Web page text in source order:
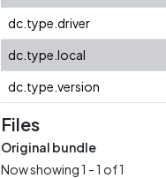
dc.type.driver
dc.type.local
dc.type.version
Files
Original bundle
Now showing1 - 1 of 1